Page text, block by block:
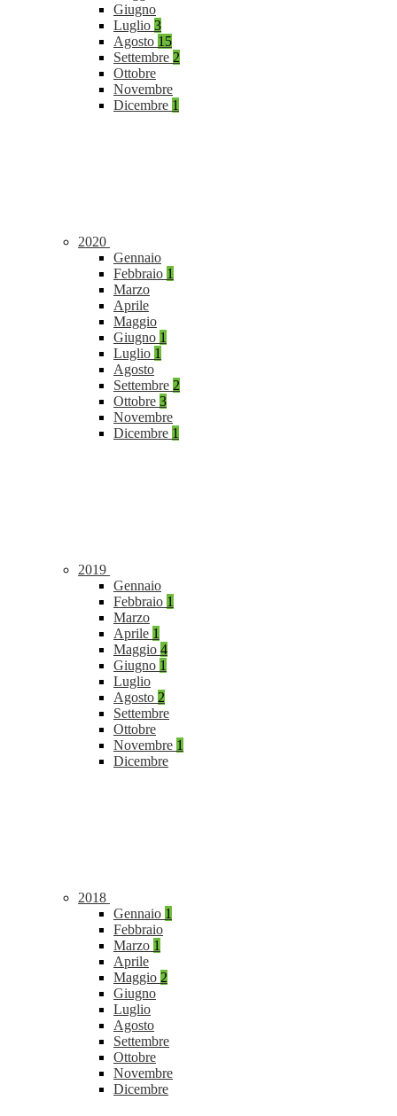
Giugno
Luglio 3
Agosto 15
Settembre 2
Ottobre
Novembre
Dicembre 1
2020
Gennaio
Febbraio 1
Marzo
Aprile
Maggio
Giugno 1
Luglio 1
Agosto
Settembre 2
Ottobre 3
Novembre
Dicembre 1
2019
Gennaio
Febbraio 1
Marzo
Aprile 1
Maggio 4
Giugno 1
Luglio
Agosto 2
Settembre
Ottobre
Novembre 1
Dicembre
2018
Gennaio 1
Febbraio
Marzo 1
Aprile
Maggio 2
Giugno
Luglio
Agosto
Settembre
Ottobre
Novembre
Dicembre